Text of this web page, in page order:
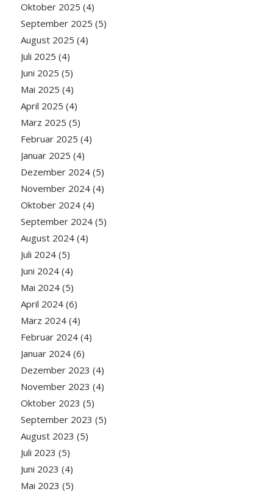
Oktober 2025 (4)
September 2025 (5)
August 2025 (4)
Juli 2025 (4)
Juni 2025 (5)
Mai 2025 (4)
April 2025 (4)
März 2025 (5)
Februar 2025 (4)
Januar 2025 (4)
Dezember 2024(5)
November 2024(4)
Oktober 2024(4)
September 2024(5)
August 2024(4)
Juli 2024(5)
Juni 2024(4)
Mai 2024(5)
April 2024(6)
März 2024(4)
Februar 2024(4)
Januar 2024(6)
Dezember 2023 (4)
November 2023 (4)
Oktober 2023 (5)
September 2023 (5)
August 2023 (5)
Juli 2023 (5)
Juni 2023 (4)
Mai 2023 (5)